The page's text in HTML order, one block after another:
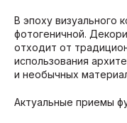
В эпоху визуального
фотогеничной.
отходит от
использования
и необычных
Актуальные приемы